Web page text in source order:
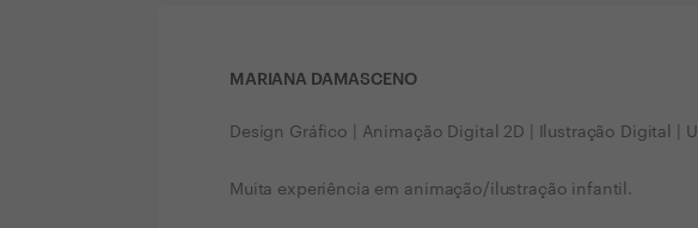
MARIANA DAMASCENO
Design Gráfico | Animação Digital 2D | Ilustração Digital | UI
Muita experiência em animação/ilustração infantil.